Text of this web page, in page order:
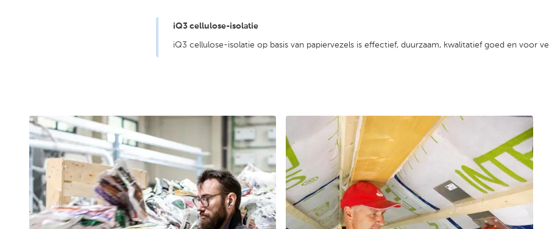
Pas je cookies aan om deze content te bekijken.Pas cookie
iQ3 cellulose-isolatie
iQ3 cellulose-isolatie op basis van papiervezels is effectief, duurzaam, kwalitatief goed en voor